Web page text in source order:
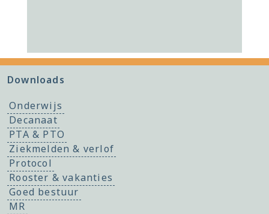
Downloads
Onderwijs
Decanaat
PTA & PTO
Ziekmelden & verlof
Protocol
Rooster & vakanties
Goed bestuur
MR